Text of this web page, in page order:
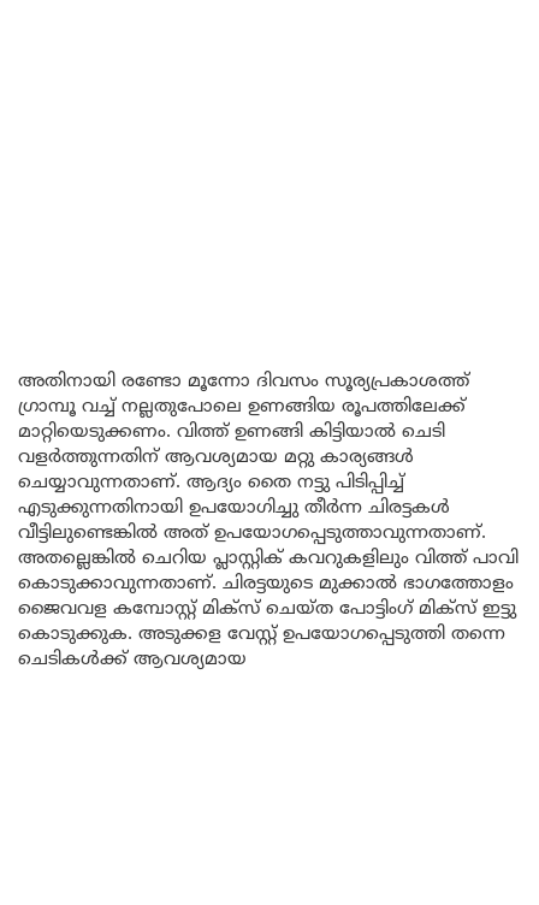
അതിനായി രണ്ടോ മൂന്നോ ദിവസം സൂര്യപ്രകാശത്ത്
ഗ്രാമ്പൂ വച്ച് നല്ലതുപോലെ ഉണങ്ങിയ രൂപത്തിലേക്ക്
മാറ്റിയെടുക്കണം. വിത്ത് ഉണങ്ങി കിട്ടിയാൽ ചെടി
വളർത്തുന്നതിന് ആവശ്യമായ മറ്റു കാര്യങ്ങൾ
ചെയ്യാവുന്നതാണ്. ആദ്യം തൈ നട്ടു പിടിപ്പിച്ച്
എടുക്കുന്നതിനായി ഉപയോഗിച്ചു തീർന്ന ചിരട്ടകൾ
വീട്ടിലുണ്ടെങ്കിൽ അത് ഉപയോഗപ്പെടുത്താവുന്നതാണ്.
അതല്ലെങ്കിൽ ചെറിയ പ്ലാസ്റ്റിക് കവറുകളിലും വിത്ത് പാവി
കൊടുക്കാവുന്നതാണ്. ചിരട്ടയുടെ മുക്കാൽ ഭാഗത്തോളം
ജൈവവള കമ്പോസ്റ്റ് മിക്സ് ചെയ്ത പോട്ടിംഗ് മിക്സ് ഇട്ടു
കൊടുക്കുക. അടുക്കള വേസ്റ്റ് ഉപയോഗപ്പെടുത്തി തന്നെ
ചെടികൾക്ക് ആവശ്യമായ